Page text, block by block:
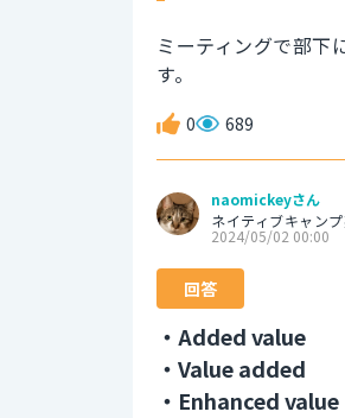
ミーティングで部下
す。
0 689
naomickeyさん
ネイティブキャン
2024/05/02 00:00
回答
・Added value
・Value added
・Enhanced value